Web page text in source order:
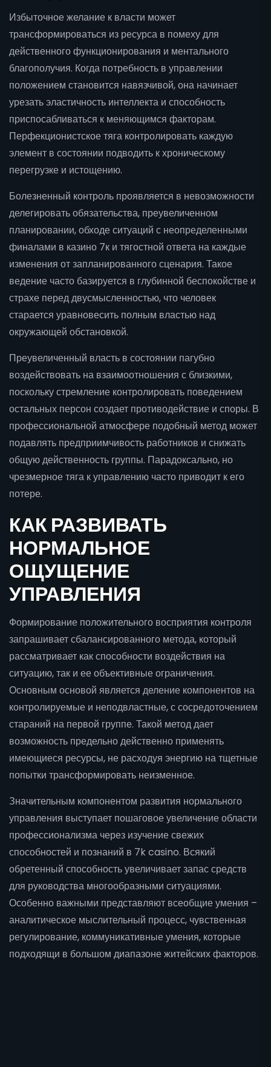
Избыточное желание к власти может
трансформироваться из ресурса в помеху для
действенного функционирования и ментального
благополучия. Когда потребность в управлении
положением становится навязчивой, она начинает
урезать эластичность интеллекта и способность
приспосабливаться к меняющимся факторам.
Перфекционистское тяга контролировать каждую
элемент в состоянии подводить к хроническому
перегрузке и истощению.
Болезненный контроль проявляется в невозможности
делегировать обязательства, преувеличенном
планировании, обходе ситуаций с неопределенными
финалами в казино 7к и тягостной ответа на каждые
изменения от запланированного сценария. Такое
ведение часто базируется в глубинной беспокойстве и
страхе перед двусмысленностью, что человек
старается уравновесить полным властью над
окружающей обстановкой.
Преувеличенный власть в состоянии пагубно
воздействовать на взаимоотношения с близкими,
поскольку стремление контролировать поведением
остальных персон создает противодействие и споры. В
профессиональной атмосфере подобный метод может
подавлять предприимчивость работников и снижать
общую действенность группы. Парадоксально, но
чрезмерное тяга к управлению часто приводит к его
потере.
КАК РАЗВИВАТЬ
НОРМАЛЬНОЕ
ОЩУЩЕНИЕ
УПРАВЛЕНИЯ
Формирование положительного восприятия контроля
запрашивает сбалансированного метода, который
рассматривает как способности воздействия на
ситуацию, так и ее объективные ограничения.
Основным основой является деление компонентов на
контролируемые и неподвластные, с сосредоточением
стараний на первой группе. Такой метод дает
возможность предельно действенно применять
имеющиеся ресурсы, не расходуя энергию на тщетные
попытки трансформировать неизменное.
Значительным компонентом развития нормального
управления выступает пошаговое увеличение области
профессионализма через изучение свежих
способностей и познаний в 7k casino. Всякий
обретенный способность увеличивает запас средств
для руководства многообразными ситуациями.
Особенно важными представляют всеобщие умения –
аналитическое мыслительный процесс, чувственная
регулирование, коммуникативные умения, которые
подходящи в большом диапазоне житейских факторов.